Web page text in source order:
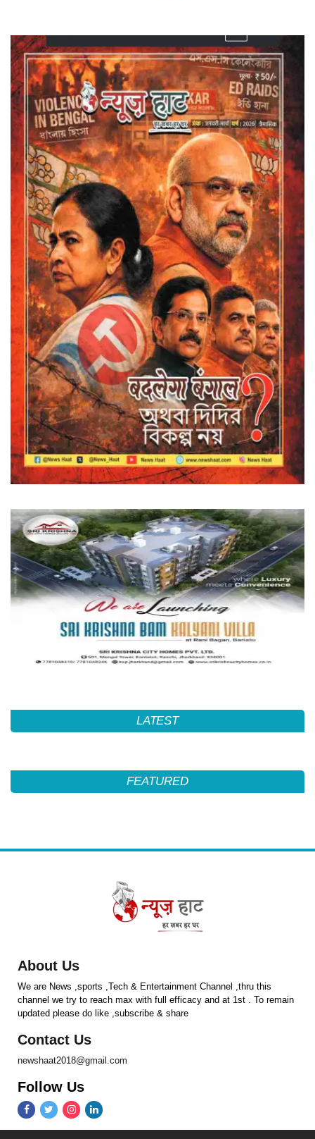
LATEST
FEATURED
About Us
We are News ,sports ,Tech & Entertainment Channel ,thru this
channel we try to reach max with full efficacy and at 1st . To remain
updated please do like ,subscribe & share
Contact Us
newshaat2018@gmail.com
Follow Us